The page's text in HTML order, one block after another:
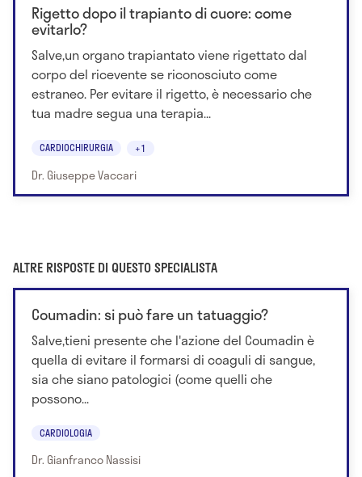
Rigetto dopo il trapianto di cuore: come
evitarlo?
Salve,un organo trapiantato viene rigettato dal
corpo del ricevente se riconosciuto come
estraneo. Per evitare il rigetto, è necessario che
tua madre segua una terapia...
CARDIOCHIRURGIA +1
Dr. Giuseppe Vaccari
ALTRE RISPOSTE DI QUESTO SPECIALISTA
Coumadin: si può fare un tatuaggio?
Salve,tieni presente che l'azione del Coumadin è
quella di evitare il formarsi di coaguli di sangue,
sia che siano patologici (come quelli che
possono...
CARDIOLOGIA
Dr. Gianfranco Nassisi